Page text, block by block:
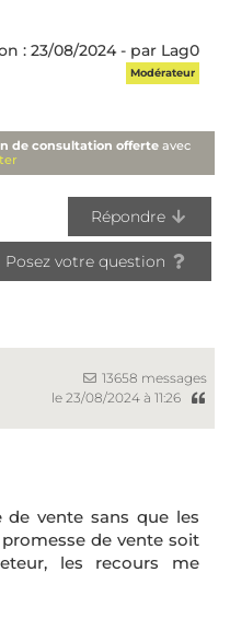
: 23/08/2024 - par Lag0
Modérateur
de consultation offerte avec
Répondre
Posez votre question
13658 messages
le 23/08/2024 à 11:26
vente sans que les
de vente soit
les recours me